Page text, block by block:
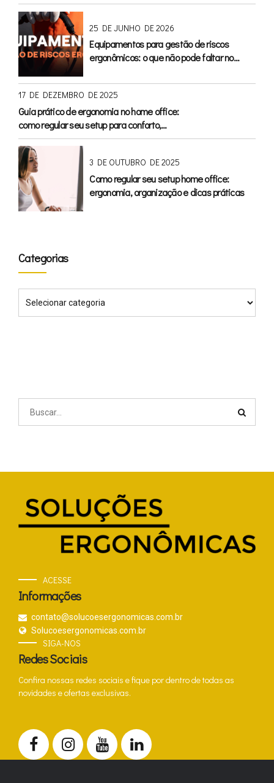
25 DE JUNHO DE 2026
Equipamentos para gestão de riscos
ergonômicos: o que não pode faltar no
17 DE DEZEMBRO DE 2025
Guia prático de ergonomia no home office:
como regular seu setup para conforto,
saúde e produtividade
3 DE OUTUBRO DE 2025
Como regular seu setup home office:
ergonomia, organização e dicas práticas
Categorias
ACESSE
Informações
contato@solucoesergonomicas.com.br
Solucoesergonomicas.com.br
SIGA-NOS
Redes Sociais
Confira nossas redes sociais e fique por dentro de todas as
novidades e ofertas exclusivas.